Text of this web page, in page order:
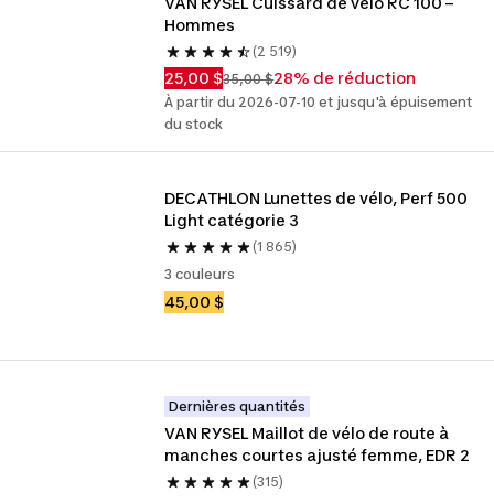
Hommes
(2 519)
25,00 $35,00 $28% de réduction
À partir du 2026-07-10 et jusqu'à épuisement
du stock
DECATHLON Lunettes de vélo, Perf 500
Light catégorie 3
(1 865)
3 couleurs
45,00 $
Dernières quantités
VAN RYSEL Maillot de vélo de route à
manches courtes ajusté femme, EDR 2
(315)